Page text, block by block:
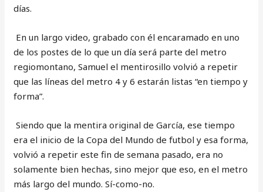
días.
En un largo video, grabado con él encaramado en uno
de los postes de lo que un día será parte del metro
regiomontano, Samuel el mentirosillo volvió a repetir
que las líneas del metro 4 y 6 estarán listas “en tiempo y
forma”.
Siendo que la mentira original de García, ese tiempo
era el inicio de la Copa del Mundo de futbol y esa forma,
volvió a repetir este fin de semana pasado, era no
solamente bien hechas, sino mejor que eso, en el metro
más largo del mundo. Sí-como-no.